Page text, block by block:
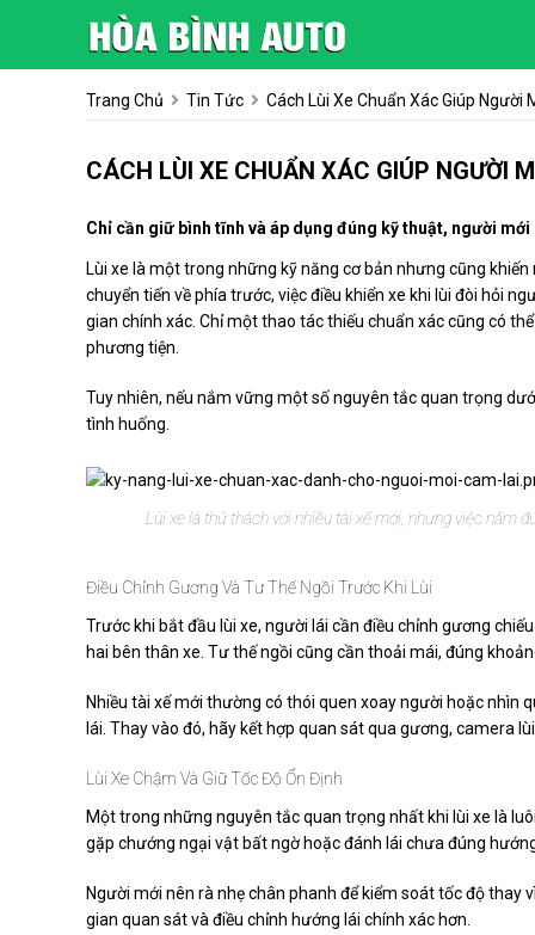
Trang Chủ Tin Tức Cách Lùi Xe Chuẩn Xác Giúp Người
CÁCH LÙI XE CHUẨN XÁC GIÚP NGƯỜI
Chỉ cần giữ bình tĩnh và áp dụng đúng kỹ thuật, người
Lùi xe là một trong những kỹ năng cơ bản nhưng cũng
chuyển tiến về phía trước, việc điều khiển xe khi lùi đòi hỏi
gian chính xác. Chỉ một thao tác thiếu chuẩn xác cũng có
phương tiện.
Tuy nhiên, nếu nắm vững một số nguyên tắc quan trọng
tình huống.
Lùi xe là thử thách với nhiều tài xế mới, nhưng việc nắm
Điều Chỉnh Gương Và Tư Thế Ngồi Trước Khi Lùi
Trước khi bắt đầu lùi xe, người lái cần điều chỉnh gương
hai bên thân xe. Tư thế ngồi cũng cần thoải mái, đúng
Nhiều tài xế mới thường có thói quen xoay người hoặc nhìn
lái. Thay vào đó, hãy kết hợp quan sát qua gương, camera
Lùi Xe Chậm Và Giữ Tốc Độ Ổn Định
Một trong những nguyên tắc quan trọng nhất khi lùi xe là
gặp chướng ngại vật bất ngờ hoặc đánh lái chưa đúng
Người mới nên rà nhẹ chân phanh để kiểm soát tốc độ thay
gian quan sát và điều chỉnh hướng lái chính xác hơn.